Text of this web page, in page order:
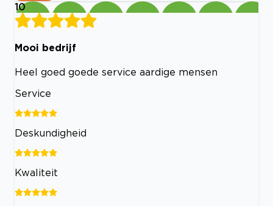
10
Mooi bedrijf
Heel goed goede service aardige mensen
Service
Deskundigheid
Kwaliteit